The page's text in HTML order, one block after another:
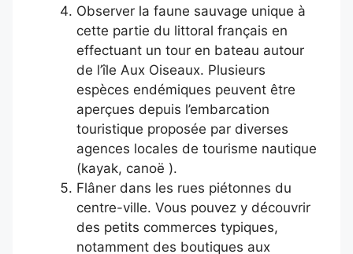
Observer la faune sauvage unique à
cette partie du littoral français en
effectuant un tour en bateau autour
de l’île Aux Oiseaux. Plusieurs
espèces endémiques peuvent être
aperçues depuis l’embarcation
touristique proposée par diverses
agences locales de tourisme nautique
(kayak, canoë ).
Flâner dans les rues piétonnes du
centre-ville. Vous pouvez y découvrir
des petits commerces typiques,
notamment des boutiques aux